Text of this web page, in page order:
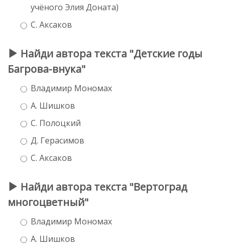
учёного Элия Доната)
С. Аксаков
Найди автора текста "Детские годы
Багрова-внука"
Владимир Мономах
А. Шишков
С. Полоцкий
Д. Герасимов
С. Аксаков
Найди автора текста "Вертоград
многоцветный"
Владимир Мономах
А. Шишков